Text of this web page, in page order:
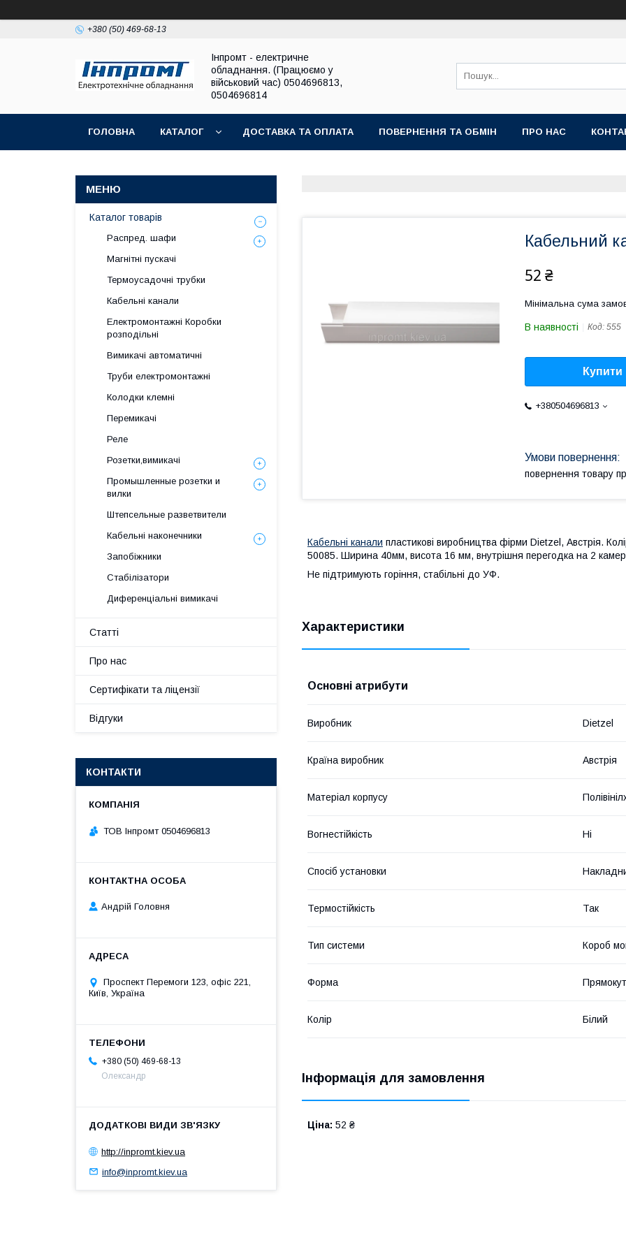
+380 (50) 469-68-13
Інпромт - електричне
обладнання. (Працюємо у
військовий час) 0504696813,
0504696814
ГОЛОВНА КАТАЛОГ ДОСТАВКА ТА ОПЛАТА ПОВЕРНЕННЯ ТА ОБМІН ПРО НАС
Кабельний
52 ₴
Мінімальна сума
В наявності Код: 555
Купити
+380504696813
повернення товару
Кабельні канали пластикові виробництва фірми Dietzel, Австрія.
50085. Ширина 40мм, висота 16 мм, внутрішня перегодка на 2
Не підтримують горіння, стабільні до УФ.
Характеристики
Основні атрибути
Виробник Dietzel
Країна виробник Австрія
Матеріал корпусу
Вогнестійкість Ні
Спосіб установки
Термостійкість Так
Тип системи Короб
Форма
Колір Білий
Інформація для замовлення
Ціна: 52 ₴
Каталог товарів
Распред. шафи
Магнітні пускачі
Термоусадочні трубки
Кабельні канали
Електромонтажні Коробки
розподільні
Вимикачі автоматичні
Труби електромонтажні
Колодки клемні
Перемикачі
Реле
Розетки,вимикачі
Промышленные розетки и
вилки
Штепсельные разветвители
Кабельні наконечники
Запобіжники
Стабілізатори
Диференціальні вимикачі
Статті
Про нас
Сертифікати та ліцензії
Відгуки
КОНТАКТИ
ТОВ Інпромт 0504696813
Андрій Головня
Проспект Перемоги 123, офіс 221,
Київ, Україна
+380 (50) 469-68-13
Олександр
http://inpromt.kiev.ua
info@inpromt.kiev.ua